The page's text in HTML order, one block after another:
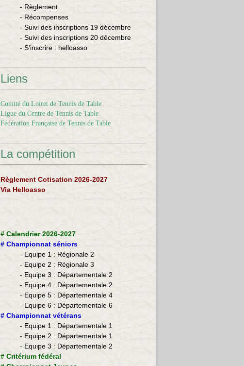
- Règlement
- Récompenses
- Suivi des inscriptions 19 décembre
- Suivi des inscriptions 20 décembre
- S'inscrire : helloasso
Liens
Comité du Loiret de Tennis de Table
Ligue du Centre de Tennis de Table
Fédération Française de Tennis de Table
La compétition
Règlement Cotisation 2026-2027
Via Helloasso
# Calendrier 2026-2027
# Championnat séniors
- Equipe 1 : Régionale 2
- Equipe 2 : Régionale 3
- Equipe 3 : Départementale 2
- Equipe 4 : Départementale 2
- Equipe 5 : Départementale 4
- Equipe 6 : Départementale 6
​# Championnat vétérans
- ​Equipe 1 : Départementale 1
- Equipe 2 : Départementale 1
- Equipe 3 : Départementale 2
# Critérium fédéral